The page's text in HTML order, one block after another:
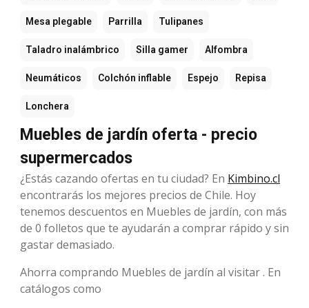
Mesa plegable Parrilla Tulipanes
Taladro inalámbrico Silla gamer Alfombra
Neumáticos Colchón inflable Espejo Repisa
Lonchera
Muebles de jardín oferta - precio
supermercados
¿Estás cazando ofertas en tu ciudad? En Kimbino.cl
encontrarás los mejores precios de Chile. Hoy
tenemos descuentos en Muebles de jardín, con más
de 0 folletos que te ayudarán a comprar rápido y sin
gastar demasiado.
Ahorra comprando Muebles de jardín al visitar . En
catálogos como